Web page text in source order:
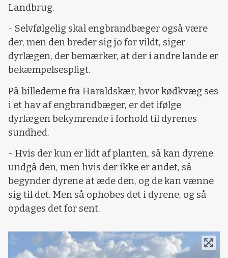
Landbrug.
- Selvfølgelig skal engbrandbæger også være
der, men den breder sig jo for vildt, siger
dyrlægen, der bemærker, at der i andre lande er
bekæmpelsespligt.
På billederne fra Haraldskær, hvor kødkvæg ses
i et hav af engbrandbæger, er det ifølge
dyrlægen bekymrende i forhold til dyrenes
sundhed.
- Hvis der kun er lidt af planten, så kan dyrene
undgå den, men hvis der ikke er andet, så
begynder dyrene at æde den, og de kan vænne
sig til det. Men så ophobes det i dyrene, og så
opdages det for sent.